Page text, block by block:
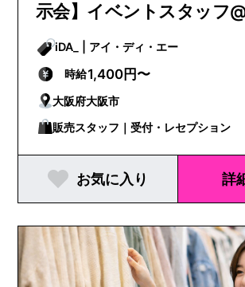
示会】イベントスタッフ
iDA_ | アイ・ディ・エー
時給1,400円〜
大阪府大阪市
販売スタッフ｜受付・レセプション
お気に入り 詳